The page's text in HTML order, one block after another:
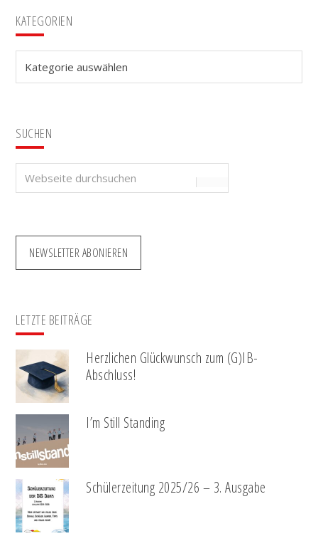
Seitenspalte
KATEGORIEN
SUCHEN
Webseite
NEWSLETTER ABONIEREN
LETZTE BEITRÄGE
Herzlichen Glückwunsch zum (G)IB-
Abschluss!
I’m Still Standing
Schülerzeitung 2025/26 – 3. Ausgabe